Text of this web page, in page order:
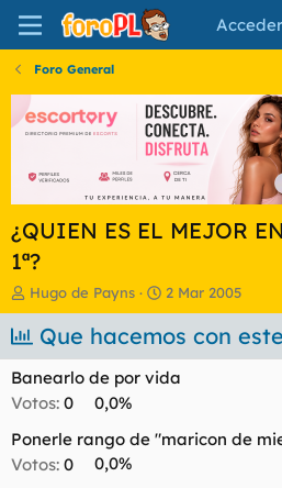
Acceder
Foro General
¿QUIEN ES EL MEJOR
1ª?
I
n
i
c
d
r
d
Hugo de Payns
F
e
c
h
a
n
2 Mar 2005
Que hacemos con
Banearlo de por vida
Votos: 0
0,0%
Ponerle rango de "maricon de
Votos: 0
0,0%